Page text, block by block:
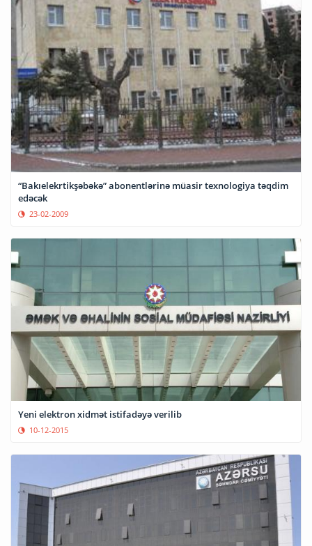
“Bakıelekrtikşəbəkə” abonentlərinə müasir texnologiya təqdim
edəcək
23-02-2009
Yeni elektron xidmət istifadəyə verilib
10-12-2015